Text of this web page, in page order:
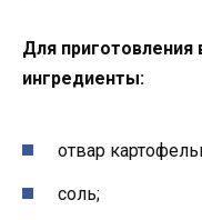
Для приготовления
ингредиенты:
отвар
соль;